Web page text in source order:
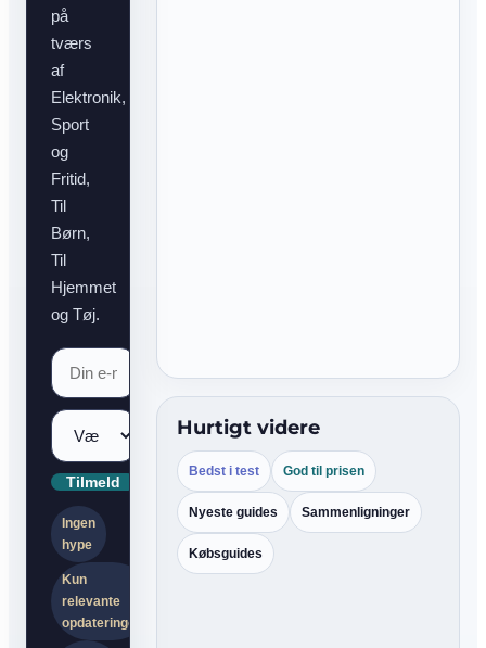
på
tværs
af
Elektronik,
Sport
og
Fritid,
Til
Børn,
Til
Hjemmet
og Tøj.
Tilmeld
Ingen
hype
Kun
relevante
opdateringer
Hurtigt videre
Bedst i test God til prisen
Nyeste guides Sammenligninger
Købsguides